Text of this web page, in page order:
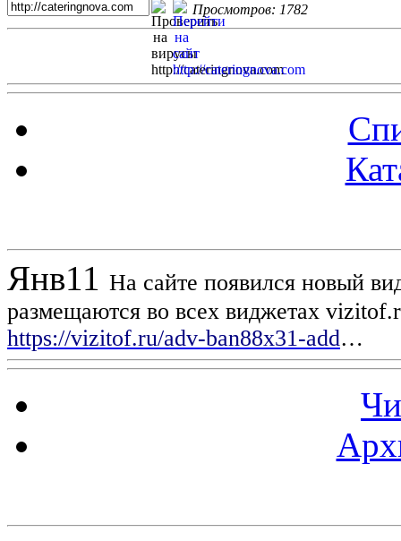
Просмотров: 1782
Янв11 На сайте появился новый
размещаются во всех виджетах
https://vizitof.ru/adv-ban88x31-add…